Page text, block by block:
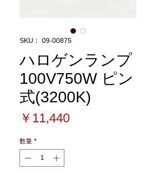
SKU： 09-00875
ハロゲンランプ
100V750W ピン
式(3200K)
￥11,440価
数量 *